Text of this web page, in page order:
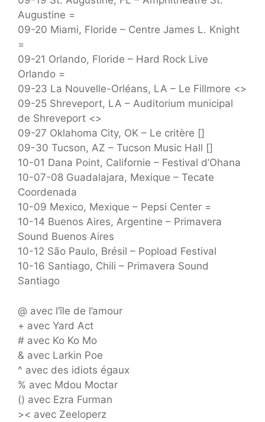
Augustine =
09-20 Miami, Floride – Centre James L. Knight
=
09-21 Orlando, Floride – Hard Rock Live
Orlando =
09-23 La Nouvelle-Orléans, LA – Le Fillmore <>
09-25 Shreveport, LA – Auditorium municipal
de Shreveport <>
09-27 Oklahoma City, OK – Le critère []
09-30 Tucson, AZ – Tucson Music Hall []
10-01 Dana Point, Californie – Festival d’Ohana
10-07-08 Guadalajara, Mexique – Tecate
Coordenada
10-09 Mexico, Mexique – Pepsi Center =
10-14 Buenos Aires, Argentine – Primavera
Sound Buenos Aires
10-12 São Paulo, Brésil – Popload Festival
10-16 Santiago, Chili – Primavera Sound
Santiago
@ avec l’île de l’amour
+ avec Yard Act
# avec Ko Ko Mo
& avec Larkin Poe
^ avec des idiots égaux
% avec Mdou Moctar
() avec Ezra Furman
>< avec Zeeloperz